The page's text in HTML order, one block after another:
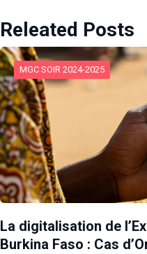
Releated Posts
MGC SOIR 2024-2025
La digitalisation de
Burkina Faso : Cas